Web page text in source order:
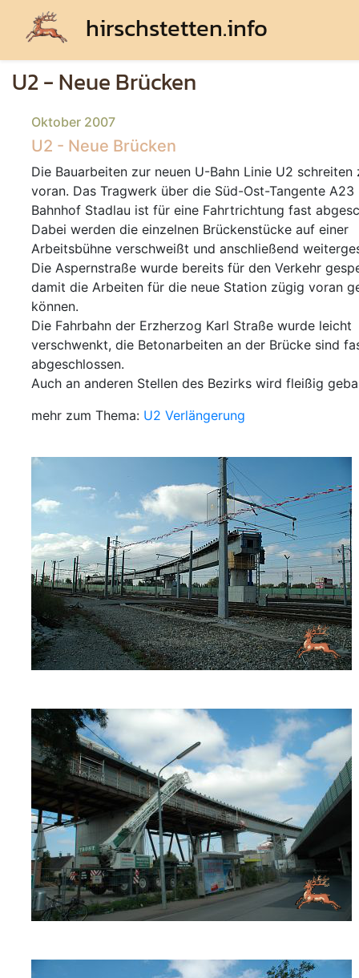
hirschstetten.info
U2 - Neue Brücken
Oktober 2007
U2 - Neue Brücken
Die Bauarbeiten zur neuen U-Bahn Linie U2 schreiten
voran. Das Tragwerk über die Süd-Ost-Tangente A23
Bahnhof Stadlau ist für eine Fahrtrichtung fast
Dabei werden die einzelnen Brückenstücke auf einer
Arbeitsbühne verschweißt und anschließend
Die Aspernstraße wurde bereits für den Verkehr
damit die Arbeiten für die neue Station zügig voran
können.
Die Fahrbahn der Erzherzog Karl Straße wurde leicht
verschwenkt, die Betonarbeiten an der Brücke sind
abgeschlossen.
Auch an anderen Stellen des Bezirks wird fleißig
mehr zum Thema: U2 Verlängerung